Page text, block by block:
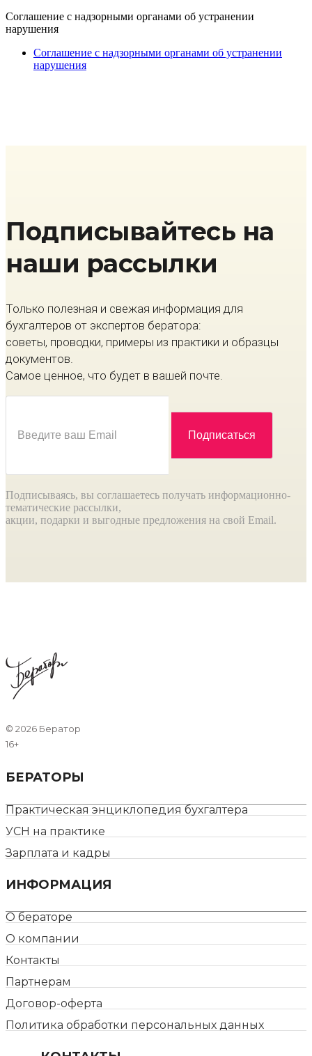
Cоглашение с надзорными органами об устранении
нарушения
Cоглашение с надзорными органами об устранении
нарушения
Подписывайтесь на
наши рассылки
Только полезная и свежая информация для
бухгалтеров от экспертов бератора:
советы, проводки, примеры из практики и образцы
документов.
Самое ценное, что будет в вашей почте.
Подписываясь, вы соглашаетесь получать информационно-
тематические рассылки,
акции, подарки и выгодные предложения на свой Email.
© 2026 Бератор
16+
БЕРАТОРЫ
Практическая энциклопедия бухгалтера
УСН на практике
Зарплата и кадры
ИНФОРМАЦИЯ
О бераторе
О компании
Контакты
Партнерам
Договор-оферта
Политика обработки персональных данных